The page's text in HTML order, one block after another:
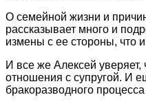
О семейной жизни и
рассказывает много и
измены с ее стороны, что
И все же Алексей уверяет,
отношения с супругой. И
бракоразводного